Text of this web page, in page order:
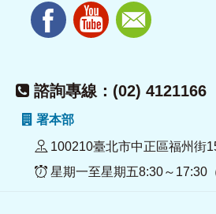
諮詢專線：(02) 4121166
署本部
100210臺北市中正區福州街
星期一至星期五8:30～17:30